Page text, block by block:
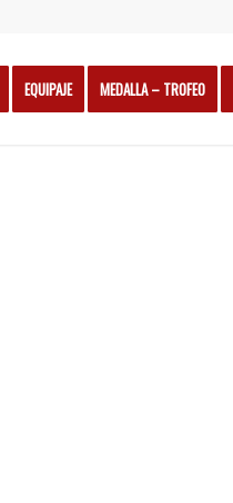
EQUIPAJE MEDALLA – TROFEO